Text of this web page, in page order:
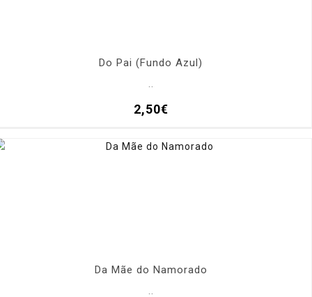
Do Pai (Fundo Azul)
2,50€
Da Mãe do Namorado